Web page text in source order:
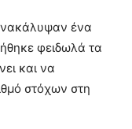
ένα
φειδωλά τα
και να
στόχων στη